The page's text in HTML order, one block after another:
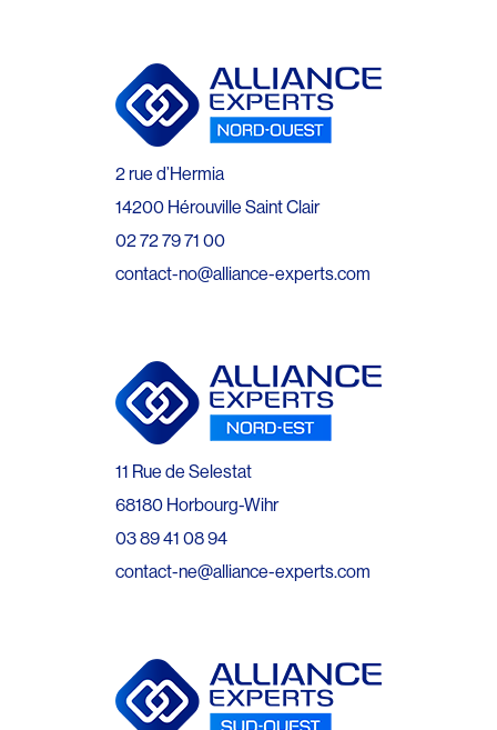
2 rue d’Hermia
14200 Hérouville Saint Clair
02 72 79 71 00
contact-no@alliance-experts.com
11 Rue de Selestat
68180 Horbourg-Wihr
03 89 41 08 94
contact-ne@alliance-experts.com